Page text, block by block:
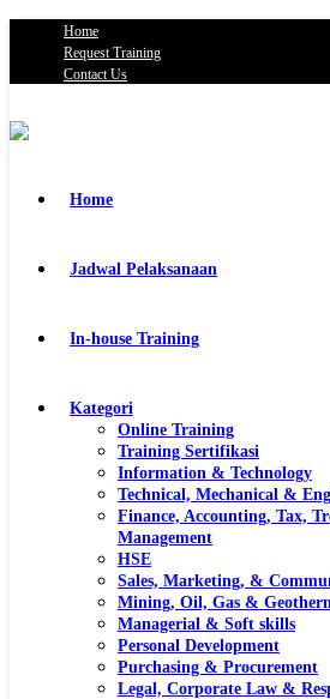
Home
Request Training
Contact Us
Home
Jadwal Pelaksanaan
In-house Training
Kategori
Online Training
Training Sertifikasi
Information & Technology
Technical, Mechanical &
Finance, Accounting, Tax,
Management
HSE
Sales, Marketing, &
Mining, Oil, Gas &
Managerial & Soft skills
Personal Development
Purchasing & Procurement
Legal, Corporate Law &